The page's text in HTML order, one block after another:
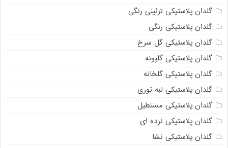
گلدان پلاستیکی تزئینی رنگی
گلدان پلاستیکی رنگی
گلدان پلاستیکی گل سرخ
گلدان پلاستیکی گلپونه
گلدان پلاستیکی گلخانه
گلدان پلاستیکی لبه توری
گلدان پلاستیکی مستطیل
گلدان پلاستیکی نرده ای
گلدان پلاستیکی نشا